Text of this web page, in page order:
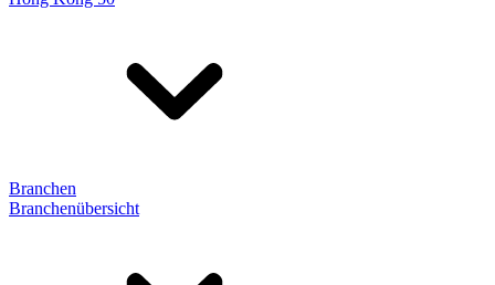
Branchen
Branchenübersicht